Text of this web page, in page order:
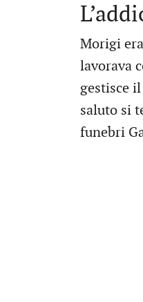
Morigi
lavorava
gestisce
saluto si
funebri